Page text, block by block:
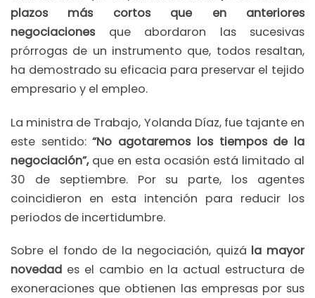
plazos más cortos que en anteriores
negociaciones que abordaron las sucesivas
prórrogas de un instrumento que, todos resaltan,
ha demostrado su eficacia para preservar el tejido
empresario y el empleo.
La ministra de Trabajo, Yolanda Díaz, fue tajante en
este sentido:“No agotaremos los tiempos de la
negociación”,que en esta ocasión está limitado al
30 de septiembre. Por su parte, los agentes
coincidieron en esta intención para reducir los
periodos de incertidumbre.
Sobre el fondo de la negociación, quizá la mayor
novedad es el cambio en la actual estructura de
exoneraciones que obtienen las empresas por sus